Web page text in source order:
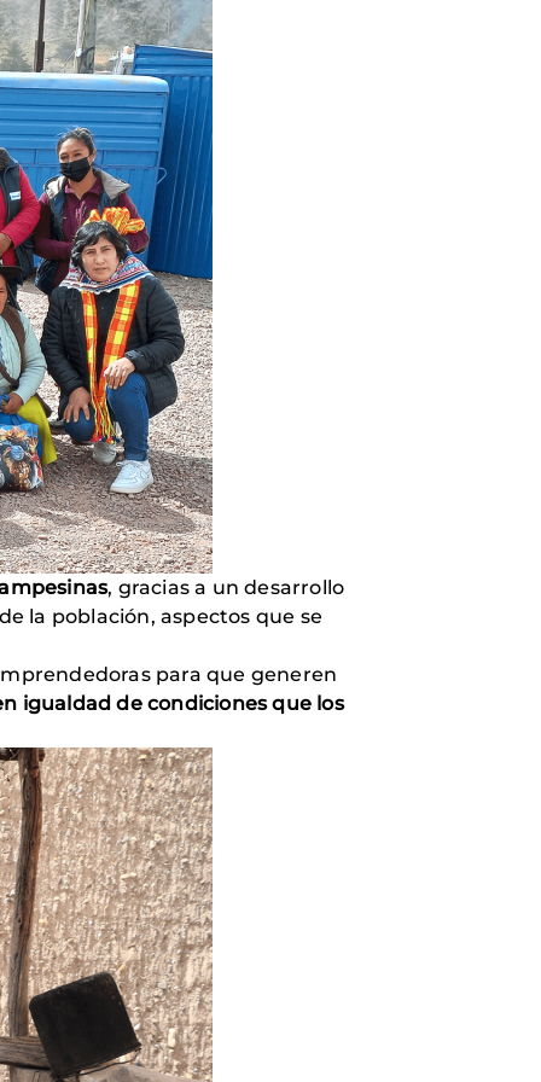
, gracias a un desarrollo
la población, aspectos que se
para que generen
igualdad de condiciones que los